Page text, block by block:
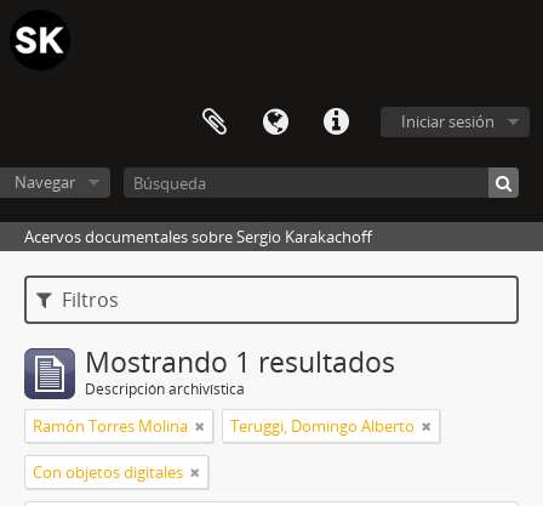
Iniciar sesión
Navegar
Acervos documentales sobre Sergio Karakachoff
Filtros
Mostrando 1 resultados
Descripción archivística
Ramón Torres Molina Teruggi, Domingo Alberto
Con objetos digitales